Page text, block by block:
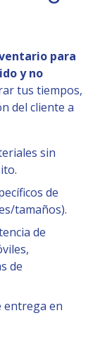
para
y no
tus tiempos,
del cliente a
sin
de
tamaños).
de
de
entrega en